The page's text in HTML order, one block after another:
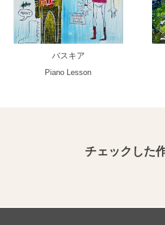
バスキア
Piano Lesson
チェックした